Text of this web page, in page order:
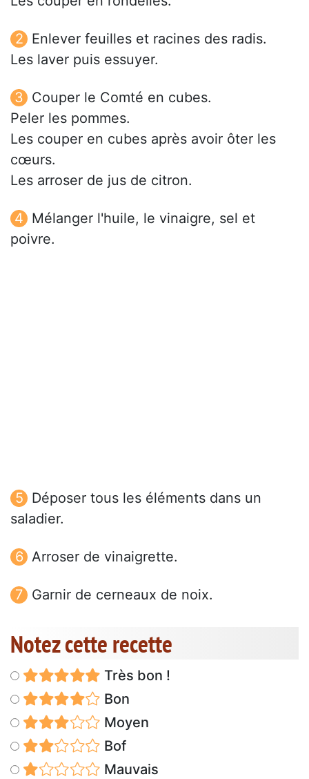
Enlever feuilles et racines des radis.
Les laver puis essuyer.
Couper le Comté en cubes.
Peler les pommes.
Les couper en cubes après avoir ôter les
cœurs.
Les arroser de jus de citron.
Mélanger l'huile, le vinaigre, sel et
poivre.
Déposer tous les éléments dans un
saladier.
Arroser de vinaigrette.
Garnir de cerneaux de noix.
Notez cette recette
Très bon !
Bon
Moyen
Bof
Mauvais